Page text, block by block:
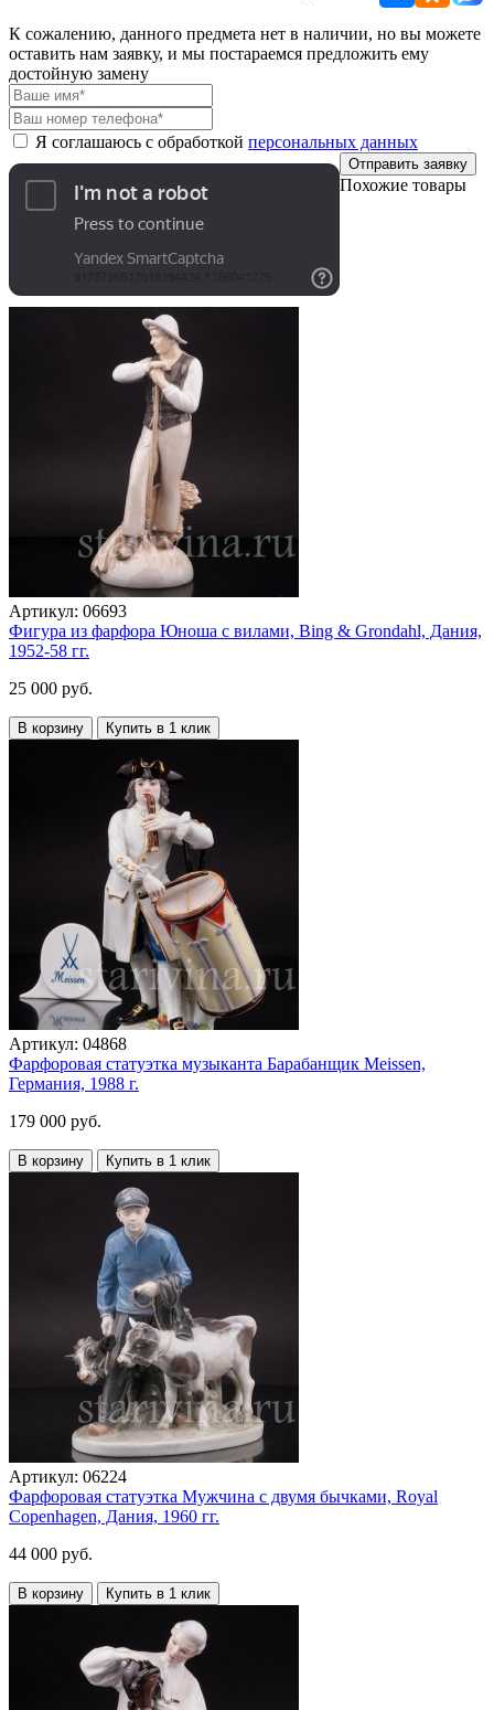
К сожалению, данного предмета нет в наличии, но вы можете
оставить нам заявку, и мы постараемся предложить ему
достойную замену
Я соглашаюсь с обработкой персональных данных
Отправить заявку
Похожие товары
Артикул: 06693
Фигура из фарфора Юноша с вилами, Bing & Grondahl, Дания,
1952-58 гг.
25 000 руб.
В корзину Купить в 1 клик
Артикул: 04868
Фарфоровая статуэтка музыканта Барабанщик Meissen,
Германия, 1988 г.
179 000 руб.
В корзину Купить в 1 клик
Артикул: 06224
Фарфоровая статуэтка Мужчина с двумя бычками, Royal
Copenhagen, Дания, 1960 гг.
44 000 руб.
В корзину Купить в 1 клик